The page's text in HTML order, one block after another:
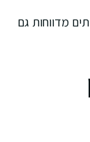
מדווחות גם